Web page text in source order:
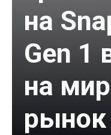
на
Gen 1
на
рынок